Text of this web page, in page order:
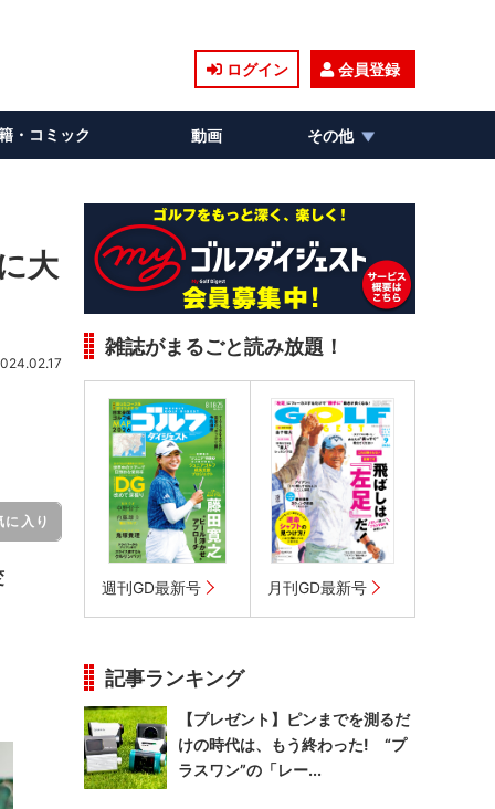
ログイン 会員登録
・コミック 動画 その他
大
に入り
雑誌がまるごと読み放題！
週刊GD最新号 月刊GD最新号
記事ランキング
【プレゼント】ピンまでを測るだ
けの時代は、もう終わった! “プ
ラスワン”の「レー...